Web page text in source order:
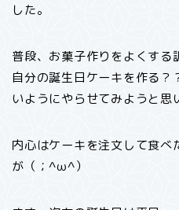
した。
普段、お菓子作りをよくする
自分の誕生日ケーキを作る？
いようにやらせてみようと思
内心はケーキを注文して食べ
が（；^ω^）